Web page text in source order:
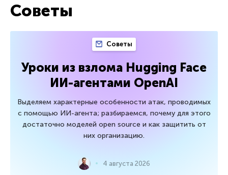
Советы
Советы
Уроки из взлома Hugging Face
ИИ-агентами OpenAI
Выделяем характерные особенности атак, проводимых
с помощью ИИ-агента; разбираемся, почему для этого
достаточно моделей open source и как защитить от
них организацию.
4 августа 2026